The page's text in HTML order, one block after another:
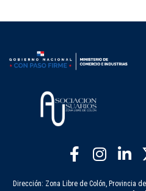
Dirección: Zona Libre de Colón, Provincia